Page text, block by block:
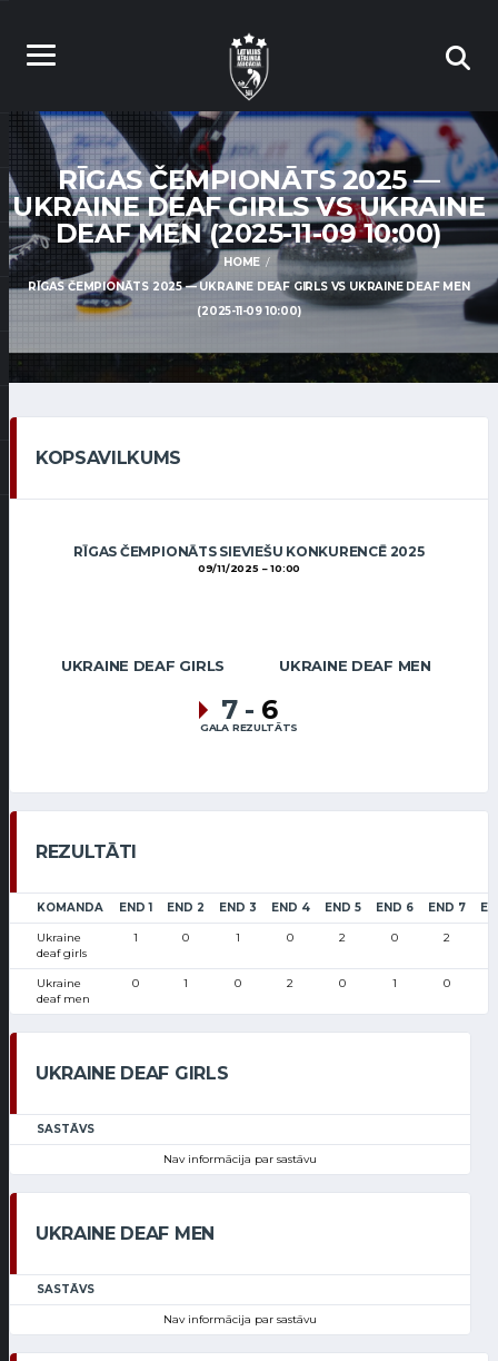
RĪGAS ČEMPIONĀTS 2025 —
UKRAINE DEAF GIRLS VS UKRAINE
DEAF MEN (2025-11-09 10:00)
HOME
RĪGAS ČEMPIONĀTS 2025 — UKRAINE DEAF GIRLS VS UKRAINE DEAF MEN
(2025-11-09 10:00)
KOPSAVILKUMS
RĪGAS ČEMPIONĀTS SIEVIEŠU KONKURENCĒ 2025
09/11/2025 10:00
UKRAINE DEAF GIRLS UKRAINE DEAF MEN
7 - 6
GALA REZULTĀTS
REZULTĀTI
KOMANDA END 1 END 2 END 3 END 4 END 5 END 6 END 7
Ukraine
deaf girls
1 0 1 0 2 0 2
Ukraine
deaf men
0 1 0 2 0 1 0
UKRAINE DEAF GIRLS
SASTĀVS
Nav informācija par sastāvu
UKRAINE DEAF MEN
SASTĀVS
Nav informācija par sastāvu